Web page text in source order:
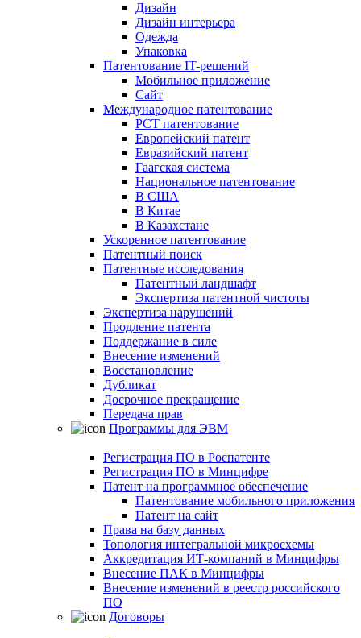
Дизайн
Дизайн интерьера
Одежда
Упаковка
Патентование IT-решений
Мобильное приложение
Сайт
Международное патентование
PCT патентование
Европейский патент
Евразийский патент
Гаагская система
Национальное патентование
В США
В Китае
В Казахстане
Ускоренное патентование
Патентный поиск
Патентные исследования
Патентный ландшафт
Экспертиза патентной чистоты
Экспертиза нарушений
Продление патента
Поддержание в силе
Внесение изменений
Восстановление
Дубликат
Досрочное прекращение
Передача прав
Программы для ЭВМ
Регистрация ПО в Роспатенте
Регистрация ПО в Минцифре
Патент на программное обеспечение
Патентование мобильного приложения
Патент на сайт
Права на базу данных
Топология интегральной микросхемы
Аккредитация ИТ-компаний в Минцифры
Внесение ПАК в Минцифры
Внесение изменений в реестр российского
ПО
Договоры